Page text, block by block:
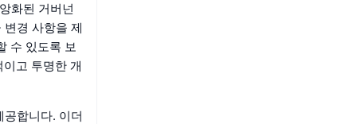
화된 거버넌
경 사항을 제
수 있도록 보
고 투명한 개
합니다. 이더